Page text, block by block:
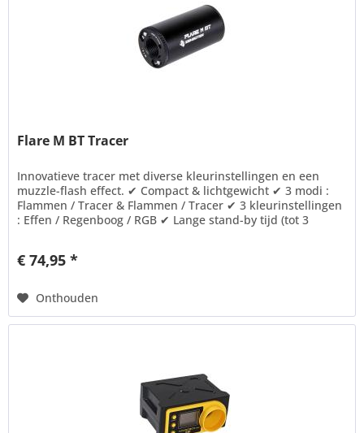
Flare M BT Tracer
Innovatieve tracer met diverse kleurinstellingen en een
muzzle-flash effect. ✔ Compact & lichtgewicht ✔ 3 modi :
Flammen / Tracer & Flammen / Tracer ✔ 3 kleurinstellingen
: Effen / Regenboog / RGB ✔ Lange stand-by tijd (tot 3
€ 74,95 *
Onthouden